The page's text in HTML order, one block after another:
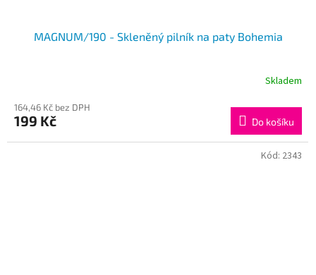
MAGNUM/190 - Skleněný pilník na paty Bohemia
produktu
je
Skladem
164,46 Kč bez DPH
199 Kč Do košíku
Kód: 2343